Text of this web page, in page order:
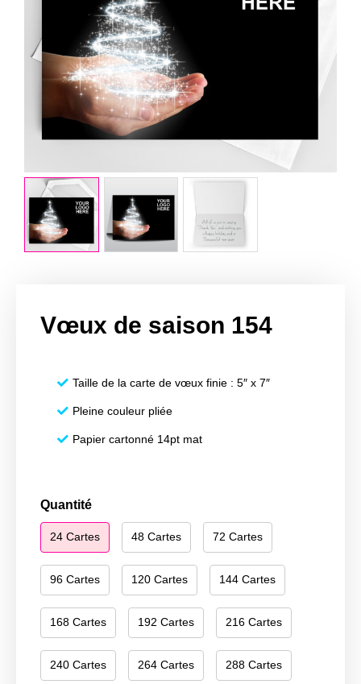
Vœux de saison 154
Taille de la carte de vœux finie : 5″ x 7″
Pleine couleur pliée
Papier cartonné 14pt mat
Quantité
24 Cartes 48 Cartes 72 Cartes
96 Cartes 120 Cartes 144 Cartes
168 Cartes 192 Cartes 216 Cartes
240 Cartes 264 Cartes 288 Cartes
quantité
de
Season's
154